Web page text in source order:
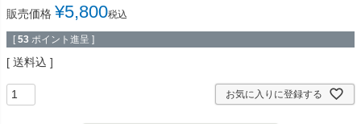
販売価格 ¥5,800税込
[ 53 ポイント進呈 ]
送料込
お気に入りに登録する